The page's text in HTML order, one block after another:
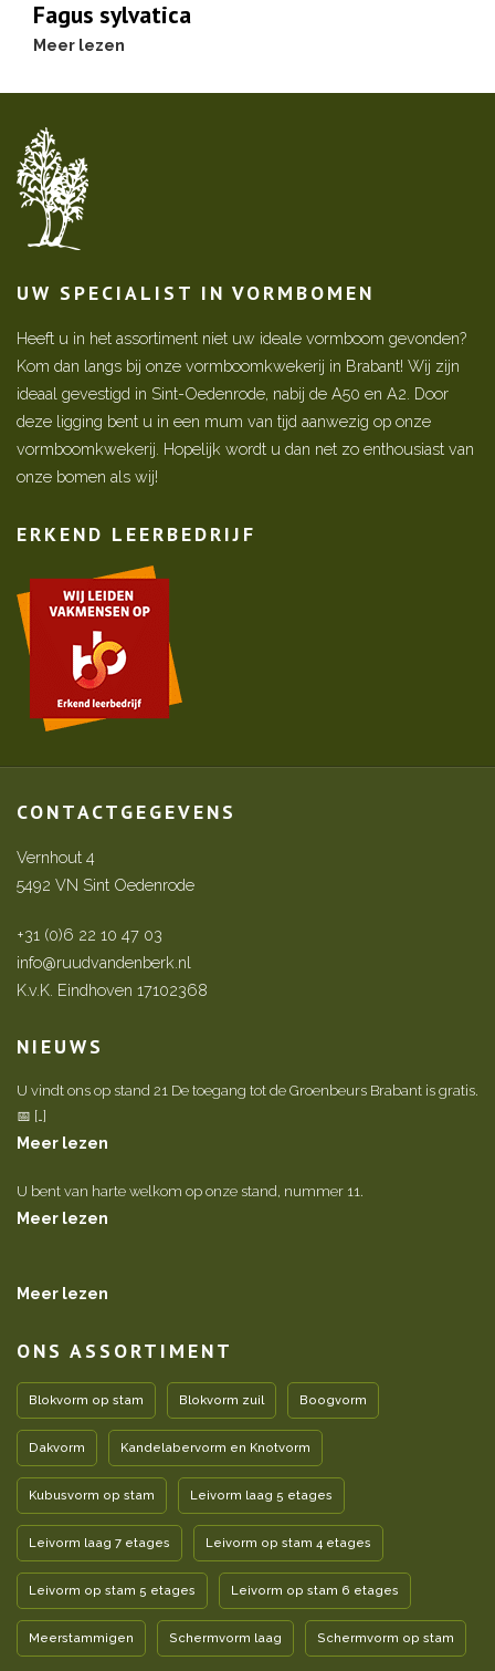
Fagus sylvatica
Meer lezen
UW SPECIALIST IN VORMBOMEN
Heeft u in het assortiment niet uw ideale vormboom gevonden?
Kom dan langs bij onze vormboomkwekerij in Brabant! Wij zijn
ideaal gevestigd in Sint-Oedenrode, nabij de A50 en A2. Door
deze ligging bent u in een mum van tijd aanwezig op onze
vormboomkwekerij. Hopelijk wordt u dan net zo enthousiast van
onze bomen als wij!
ERKEND LEERBEDRIJF
CONTACTGEGEVENS
Vernhout 4
5492 VN Sint Oedenrode
+31 (0)6 22 10 47 03
info@ruudvandenberk.nl
K.v.K. Eindhoven 17102368
NIEUWS
U vindt ons op stand 21 De toegang tot de Groenbeurs Brabant is gratis.
📅 […]
Meer lezen
U bent van harte welkom op onze stand, nummer 11.
Meer lezen
Meer lezen
ONS ASSORTIMENT
Blokvorm op stam Blokvorm zuil Boogvorm
Dakvorm Kandelabervorm en Knotvorm
Kubusvorm op stam Leivorm laag 5 etages
Leivorm laag 7 etages Leivorm op stam 4 etages
Leivorm op stam 5 etages Leivorm op stam 6 etages
Meerstammigen Schermvorm laag Schermvorm op stam